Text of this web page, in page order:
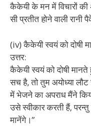
कैकेयी के मन में विचारों
सी प्रतीत होने वाली
(iv) कैकेयी स्वयं को दोषी
उत्तर:
कैकेयी स्वयं को दोषी मानते
सच है, तो तुम अयोध्या
में भेजने का अपराध मैंने
उसे स्वीकार करती हैं,
मानेंगे।”